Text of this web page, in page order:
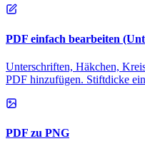
PDF einfach bearbeiten
Unterschriften, Häkchen,
PDF hinzufügen. Stiftdicke
PDF zu PNG